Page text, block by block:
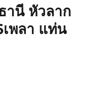
านี หัวลาก
เพลา แท่น